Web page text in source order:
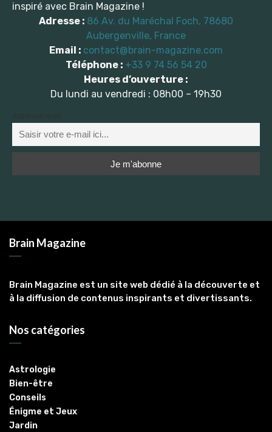
inspiré avec Brain Magazine !
Adresse : 86 Av. du Maréchal Foch, 78680
Aubergenville, France
Email : contact@brain-magazine.com
Téléphone : +33 9 74 56 54 20
Heures d’ouverture :
Du lundi au vendredi : 08h00 – 19h30
Brain Magazine
Brain Magazine est un site web dédié à la découverte et
à la diffusion de contenus inspirants et divertissants.
Nos catégories
Astrologie
Bien-être
Conseils
Énigme et Jeux
Jardin